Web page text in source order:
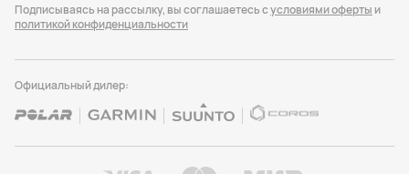
Подписываясь на рассылку, вы соглашаетесь сусловиями оферты и
политикой конфиденциальности
Официальный дилер: